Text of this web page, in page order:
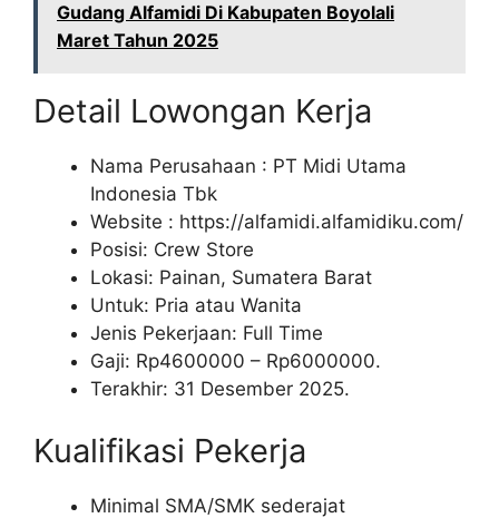
Gudang Alfamidi Di Kabupaten Boyolali
Maret Tahun 2025
Detail Lowongan Kerja
Nama Perusahaan : PT Midi Utama
Indonesia Tbk
Website : https://alfamidi.alfamidiku.com/
Posisi: Crew Store
Lokasi: Painan, Sumatera Barat
Untuk: Pria atau Wanita
Jenis Pekerjaan: Full Time
Gaji: Rp4600000 – Rp6000000.
Terakhir: 31 Desember 2025.
Kualifikasi Pekerja
Minimal SMA/SMK sederajat